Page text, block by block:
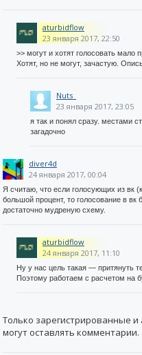
aturbidflow
23 января 2017, 22:50
>> могут и хотят голосовать мало
Хотят, но не могут, зачастую.
Nuts_
23 января 2017, 23:05
я так и понял сразу. местами
загадочно
diver4d
24 января 2017, 00:04
Я считаю, что если голосующих из вк
большой процент, то голосование в вк
достаточно мудреную схему.
aturbidflow
24 января 2017, 11:10
Ну у нас цель такая — притянуть
Поэтому работаем с расчетом на
Только зарегистрированные
могут оставлять комментарии.